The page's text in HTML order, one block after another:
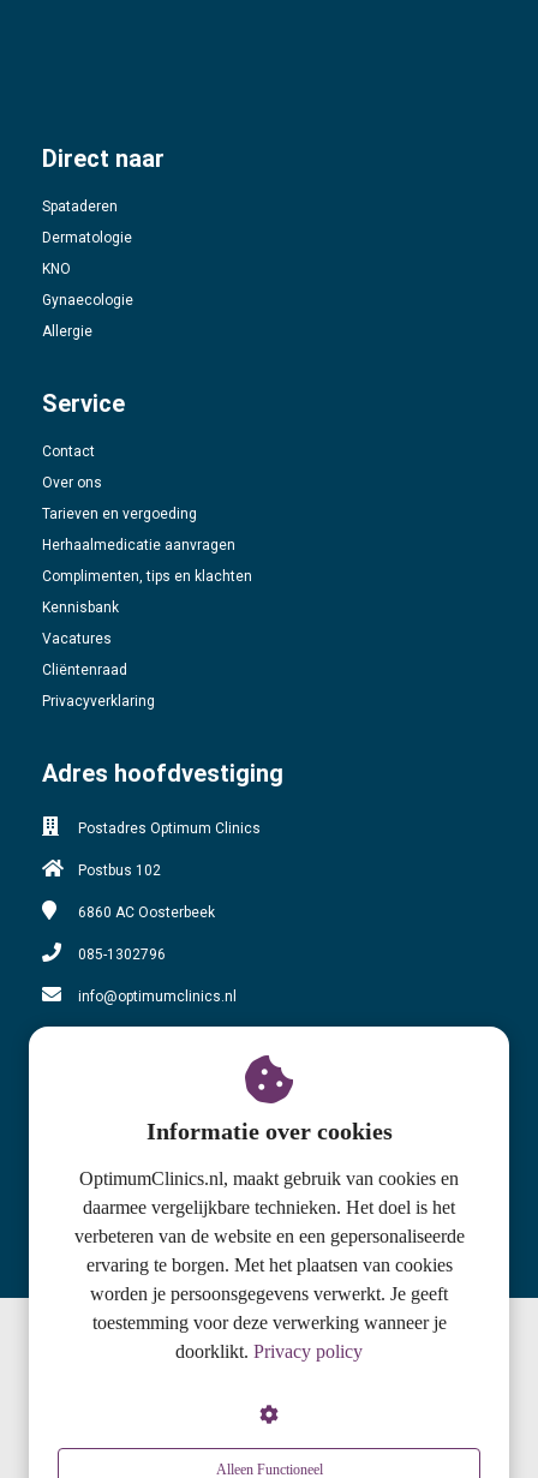
Direct naar
Spataderen
Dermatologie
KNO
Gynaecologie
Allergie
Service
Contact
Over ons
Tarieven en vergoeding
Herhaalmedicatie aanvragen
Complimenten, tips en klachten
Kennisbank
Vacatures
Cliëntenraad
Privacyverklaring
Adres hoofdvestiging
Postadres Optimum Clinics
Postbus 102
6860 AC Oosterbeek
085-1302796
info@optimumclinics.nl
BTW nummer: NL858610863B01
Adres locatie Oosterbeek
Utrechtseweg 159-C
6862 AH Oosterbeek
085-1302796
© 2020 Optimum Clinics
Informatie over cookies
OptimumClinics.nl, maakt gebruik van cookies en
daarmee vergelijkbare technieken. Het doel is het
verbeteren van de website en een gepersonaliseerde
ervaring te borgen. Met het plaatsen van cookies
worden je persoonsgegevens verwerkt. Je geeft
toestemming voor deze verwerking wanneer je
doorklikt. Privacy policy
Alleen Functioneel